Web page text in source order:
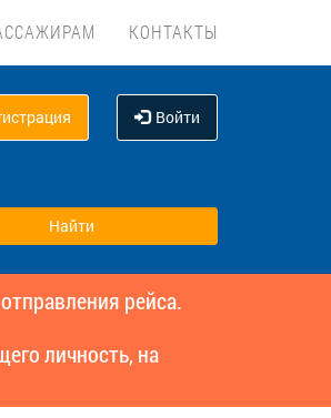
КОНТАКТЫ
Войти
рейса.
личность, на